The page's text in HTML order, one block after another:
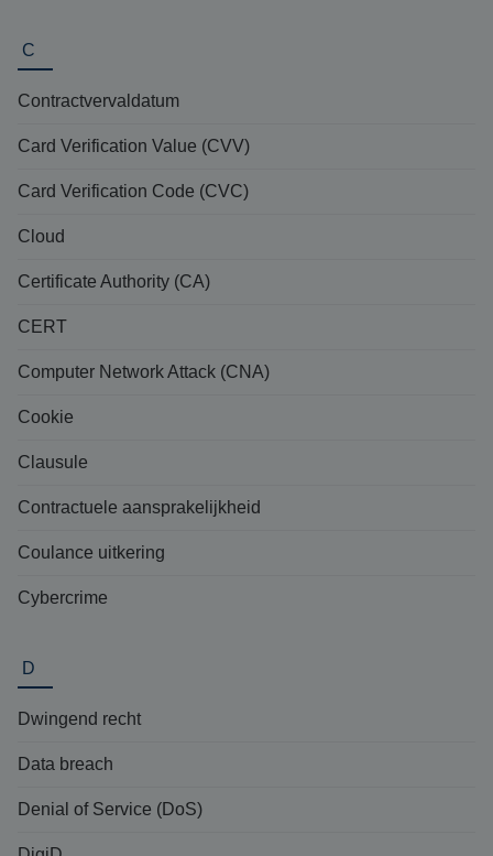
C
Contractvervaldatum
Card Verification Value (CVV)
Card Verification Code (CVC)
Cloud
Certificate Authority (CA)
CERT
Computer Network Attack (CNA)
Cookie
Clausule
Contractuele aansprakelijkheid
Coulance uitkering
Cybercrime
D
Dwingend recht
Data breach
Denial of Service (DoS)